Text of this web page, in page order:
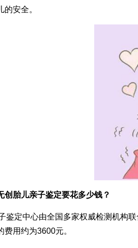
的安全。
创胎儿亲子鉴定要花多少钱？
鉴定中心由全国多家权威检测机构
费用约为3600元。